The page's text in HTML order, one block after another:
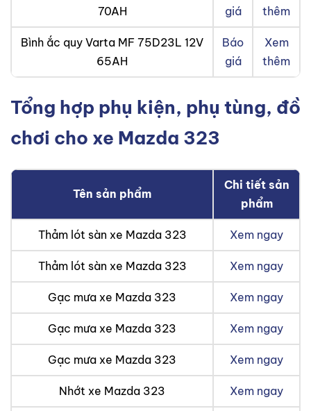
70AH
giá
thêm
Bình ắc quy Varta MF 75D23L 12V
65AH
Báo
giá
Xem
thêm
Tổng hợp phụ kiện, phụ tùng, đồ
chơi cho xe Mazda 323
Tên sản phẩm
Chi tiết sản
phẩm
Thảm lót sàn xe Mazda 323 Xem ngay
Thảm lót sàn xe Mazda 323 Xem ngay
Gạc mưa xe Mazda 323 Xem ngay
Gạc mưa xe Mazda 323 Xem ngay
Gạc mưa xe Mazda 323 Xem ngay
Nhớt xe Mazda 323 Xem ngay